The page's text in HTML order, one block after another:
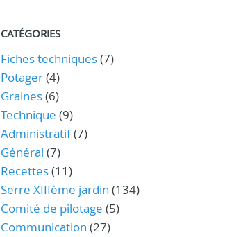
CATÉGORIES
Fiches techniques(7)
Potager(4)
Graines(6)
Technique (9)
Administratif(7)
Général (7)
Recettes(11)
Serre XIIIème jardin (134)
Comité de pilotage (5)
Communication (27)